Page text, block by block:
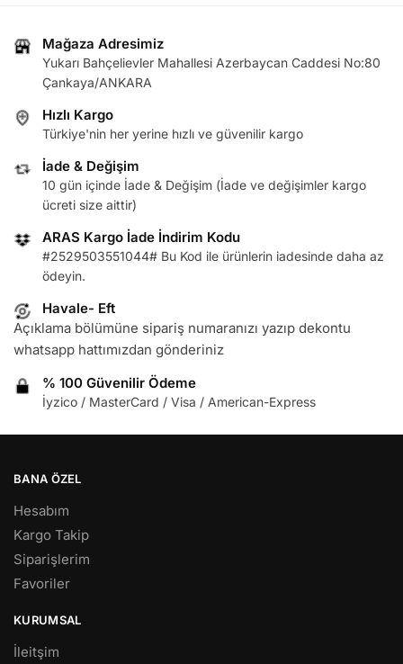
Mağaza Adresimiz
Yukarı Bahçelievler Mahallesi Azerbaycan Caddesi No:80
Çankaya/ANKARA
Hızlı Kargo
Türkiye'nin her yerine hızlı ve güvenilir kargo
İade & Değişim
10 gün içinde İade & Değişim (İade ve değişimler kargo
ücreti size aittir)
ARAS Kargo İade İndirim Kodu
#2529503551044# Bu Kod ile ürünlerin iadesinde daha az
ödeyin.
Havale- Eft
Açıklama bölümüne sipariş numaranızı yazıp dekontu
whatsapp hattımızdan gönderiniz
% 100 Güvenilir Ödeme
İyzico / MasterCard / Visa / American-Express
BANA ÖZEL
Hesabım
Kargo Takip
Siparişlerim
Favoriler
KURUMSAL
İleitşim